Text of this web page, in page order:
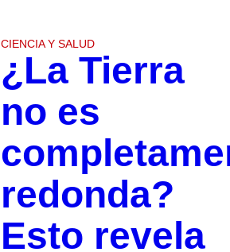
CIENCIA Y SALUD
¿La Tierra
no es
redonda?
Esto revela